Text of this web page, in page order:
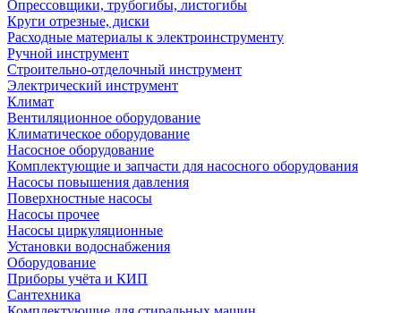
Опрессовщики, трубогибы, листогибы
Круги отрезные, диски
Расходные материалы к электроинструменту
Ручной инструмент
Строительно-отделочный инструмент
Электрический инструмент
Климат
Вентиляционное оборудование
Климатическое оборудование
Насосное оборудование
Комплектующие и запчасти для насосного оборудования
Насосы повышения давления
Поверхностные насосы
Насосы прочее
Насосы циркуляционные
Установки водоснабжения
Оборудование
Приборы учёта и КИП
Сантехника